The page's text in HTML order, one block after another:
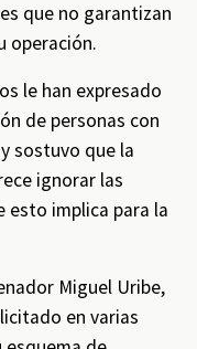
que no garantizan
operación.
le han expresado
de personas con
sostuvo que la
ignorar las
esto implica para la
Miguel Uribe,
en varias